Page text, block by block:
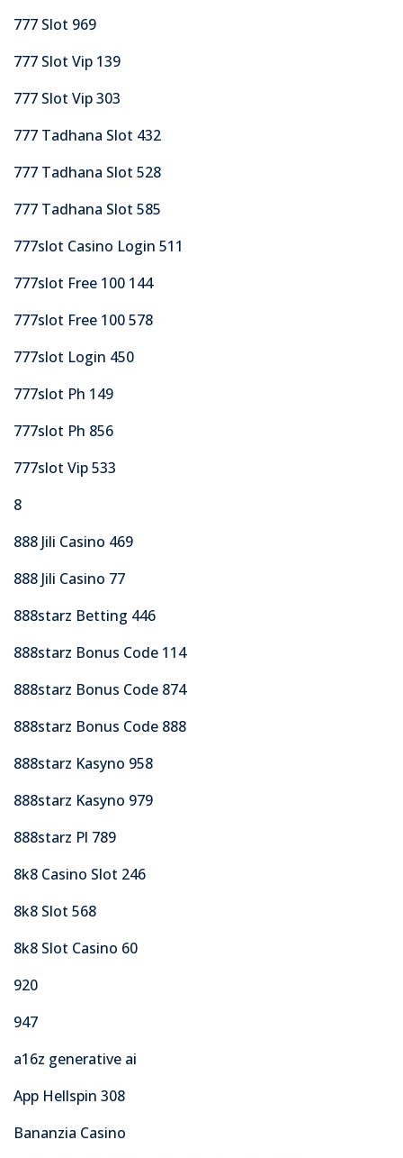
777 Slot 969
777 Slot Vip 139
777 Slot Vip 303
777 Tadhana Slot 432
777 Tadhana Slot 528
777 Tadhana Slot 585
777slot Casino Login 511
777slot Free 100 144
777slot Free 100 578
777slot Login 450
777slot Ph 149
777slot Ph 856
777slot Vip 533
8
888 Jili Casino 469
888 Jili Casino 77
888starz Betting 446
888starz Bonus Code 114
888starz Bonus Code 874
888starz Bonus Code 888
888starz Kasyno 958
888starz Kasyno 979
888starz Pl 789
8k8 Casino Slot 246
8k8 Slot 568
8k8 Slot Casino 60
920
947
a16z generative ai
App Hellspin 308
Bananzia Casino